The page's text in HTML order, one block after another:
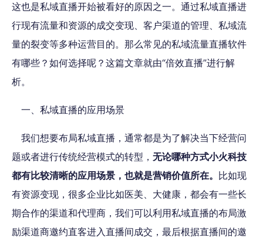
这也是私域直播开始被看好的原因之一。通过私域直播进
行现有流量和资源的成交变现、客户渠道的管理、私域流
量的裂变等多种运营目的。那么常见的私域流量直播软件
有哪些？如何选择呢？这篇文章就由“倍效直播”进行解
析。
一、私域直播的应用场景
我们想要布局私域直播，通常都是为了解决当下经营问
题或者进行传统经营模式的转型， 无论哪种方式小火科技
都有比较清晰的应用场景，也就是营销价值所在。 比如现
有资源变现，很多企业比如医美、大健康，都会有一些长
期合作的渠道和代理商，我们可以利用私域直播的布局激
励渠道商邀约直客进入直播间成交，最后根据直播间的邀